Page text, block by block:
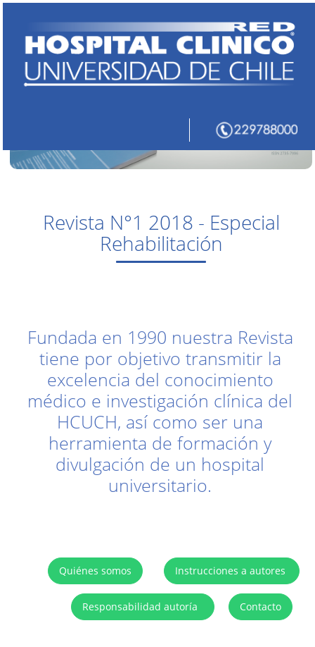
Revista N°1 2018 - Especial
Rehabilitación
Fundada en 1990 nuestra Revista
tiene por objetivo transmitir la
excelencia del conocimiento
médico e investigación clínica del
HCUCH, así como ser una
herramienta de formación y
divulgación de un hospital
universitario.
Quiénes somos Instrucciones a autores
Responsabilidad autoría Contacto